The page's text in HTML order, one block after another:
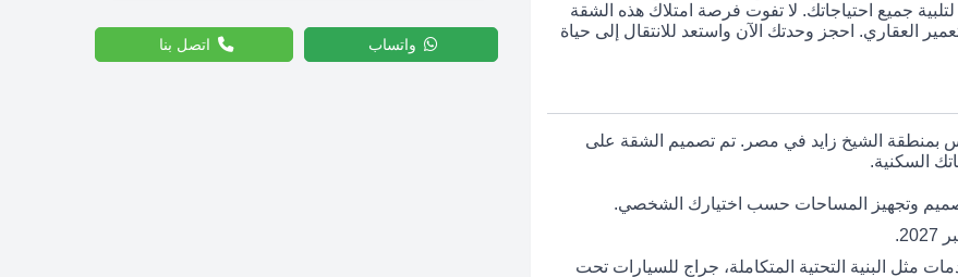
جميع احتياجاتك. لا تفوت فرصة امتلاك هذه الشقة
العقاري. احجز وحدتك الآن واستعد للانتقال إلى حياة
في كومباوند تراس بمنطقة الشيخ زايد في مصر. تم تصميم الشقة على
وتجهيز المساحات حسب اختيارك الشخصي.
مثل البنية التحتية المتكاملة، جراج للسيارات تحت
واتساب اتصل بنا